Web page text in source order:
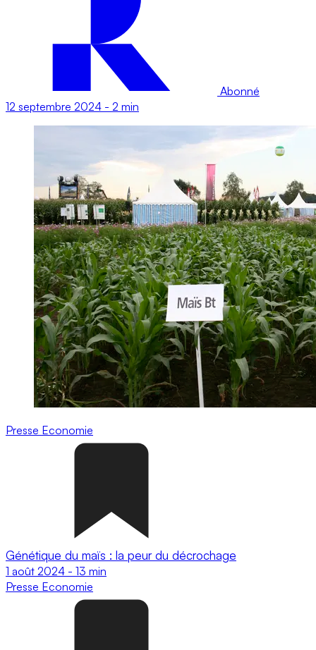
Abonné
12 septembre 2024 - 2 min
Presse Economie
Génétique du maïs : la peur du décrochage
1 août 2024 - 13 min
Presse Economie